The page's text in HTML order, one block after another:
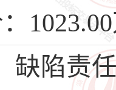
缺陷责